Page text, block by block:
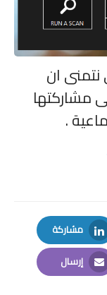
نتمنى ان
مشاركتها
.
مشاركة
LinkedIn
إرسال
Email